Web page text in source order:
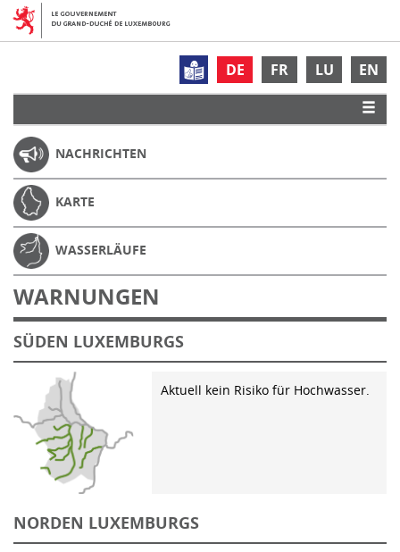
DE FR LU EN
NACHRICHTEN
KARTE
WASSERLÄUFE
WARNUNGEN
SÜDEN LUXEMBURGS
Aktuell kein Risiko für Hochwasser.
NORDEN LUXEMBURGS